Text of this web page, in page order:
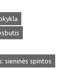
sieninės spintos